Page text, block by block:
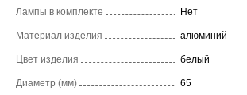
Лампы в комплекте Нет
Материал изделия алюминий
Цвет изделия белый
Диаметр (мм) 65